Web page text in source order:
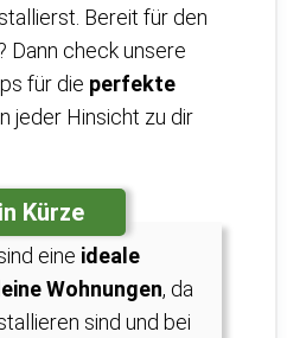
Bereit für den
Dann check unsere
für die perfekte
jeder Hinsicht zu dir
Kürze
eine ideale
Wohnungen, da
sind und bei